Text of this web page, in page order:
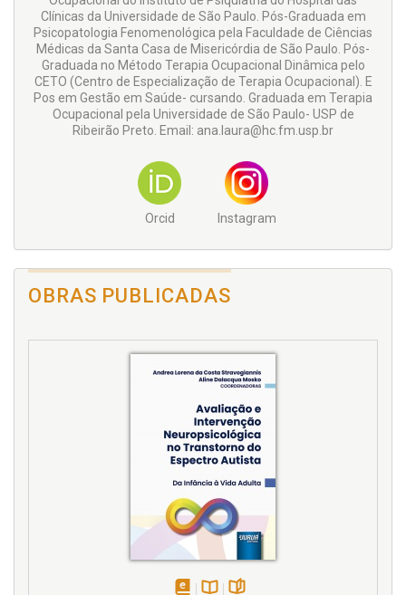
Clínicas da Universidade de São Paulo. Pós-Graduada em
Psicopatologia Fenomenológica pela Faculdade de Ciências
Médicas da Santa Casa de Misericórdia de São Paulo. Pós-
Graduada no Método Terapia Ocupacional Dinâmica pelo
CETO (Centro de Especialização de Terapia Ocupacional). E
Pos em Gestão em Saúde- cursando. Graduada em Terapia
Ocupacional pela Universidade de São Paulo- USP de
Ribeirão Preto. Email: ana.laura@hc.fm.usp.br
Orcid Instagram
OBRAS PUBLICADAS